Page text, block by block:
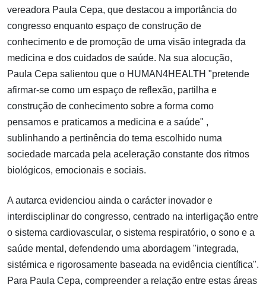
vereadora Paula Cepa, que destacou a importância do
congresso enquanto espaço de construção de
conhecimento e de promoção de uma visão integrada da
medicina e dos cuidados de saúde. Na sua alocução,
Paula Cepa salientou que o HUMAN4HEALTH "pretende
afirmar-se como um espaço de reflexão, partilha e
construção de conhecimento sobre a forma como
pensamos e praticamos a medicina e a saúde" ,
sublinhando a pertinência do tema escolhido numa
sociedade marcada pela aceleração constante dos ritmos
biológicos, emocionais e sociais.
A autarca evidenciou ainda o carácter inovador e
interdisciplinar do congresso, centrado na interligação entre
o sistema cardiovascular, o sistema respiratório, o sono e a
saúde mental, defendendo uma abordagem "integrada,
sistémica e rigorosamente baseada na evidência científica".
Para Paula Cepa, compreender a relação entre estas áreas